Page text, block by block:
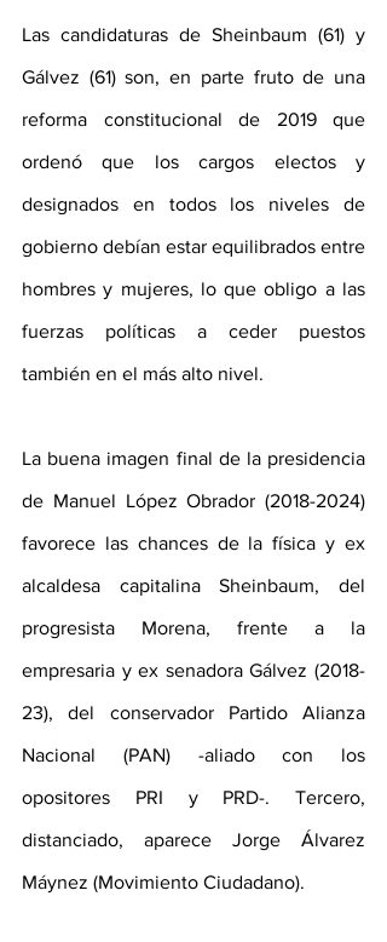
Las candidaturas de Sheinbaum (61) y
Gálvez (61) son, en parte fruto de una
reforma constitucional de 2019 que
ordenó que los cargos electos y
designados en todos los niveles de
gobierno debían estar equilibrados entre
hombres y mujeres, lo que obligo a las
fuerzas políticas a ceder puestos
también en el más alto nivel.
La buena imagen final de la presidencia
de Manuel López Obrador (2018-2024)
favorece las chances de la física y ex
alcaldesa capitalina Sheinbaum, del
progresista Morena, frente a la
empresaria y ex senadora Gálvez (2018-
23), del conservador Partido Alianza
Nacional (PAN) -aliado con los
opositores PRI y PRD-. Tercero,
distanciado, aparece Jorge Álvarez
Máynez (Movimiento Ciudadano).